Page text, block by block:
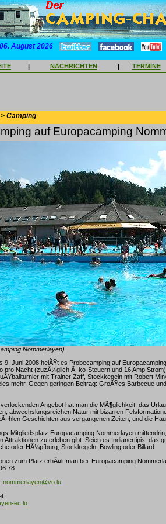
August 2026
| NACHRICHTEN | TERMINE
Camping
auf Europacamping
Nommerlayen)
9. Juni 2008 heiÃŸt es Probecamping auf
pro Nacht (zuzÃ¼glich Ã–ko-Steuern und 16 Amp
mit Trainer Zaff, Stockkegeln mit Robert
mehr. Gegen geringen Beitrag: GroÃŸes Barbecue
Angebot hat man die MÃ¶glichkeit, das
abwechslungsreichen Natur mit bizarren
Geschichten aus vergangenen Zeiten, und die
Mitgliedsplatz Europacamping Nommerlayen
Attraktionen zu erleben gibt. Seien es Indianertipis, das
oder HÃ¼pfburg, Stockkegeln, Bowling oder Billard.
zum Platz erhÃ¤lt man bei: Europacamping
78.
nommerlayen@vo.lu
ec.lu